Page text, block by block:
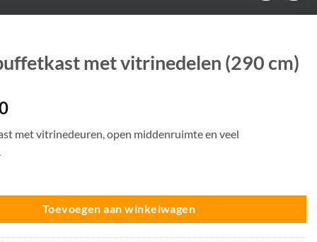
met vitrinedelen (290 cm)
met vitrinedeuren, open middenruimte en veel
Toevoegen aan winkelwagen